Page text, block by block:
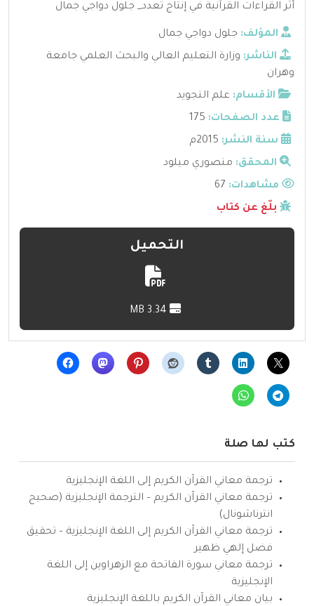
أثر القراءات القرآنية في إنتاج تعدد_ جلول دواجي جمال
المؤلف: جلول دواجي جمال
الناشر: وزارة التعليم العالي والبحث العلمي جامعة
وهران
الأقسام: علم التجويد
عدد الصفحات: 175
سنة النشر: 2015م
المحقق: منصوري ميلود
مشاهدات:
بلّغ عن كتاب
التحميل
كتب لها صلة
ترجمة معاني القرآن الكريم إلى اللغة الإنجليزية
ترجمة معاني القرآن الكريم – الترجمة الإنجليزية (صحيح
انترناشونال)
ترجمة معاني القرآن الكريم إلى اللغة الإنجليزية – تحقيق
فضل إلهي ظهير
ترجمة معاني سورة الفاتحة مع الزهراوين إلى اللغة
الإنجليزية
بيان معاني القرآن الكريم باللغة الإنجليزية